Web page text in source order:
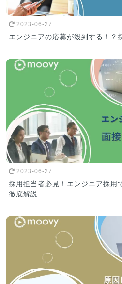
2023-06-27
エンジニアの応募が殺到する！？
2023-06-27
採用担当者必見！エンジニア採用
徹底解説